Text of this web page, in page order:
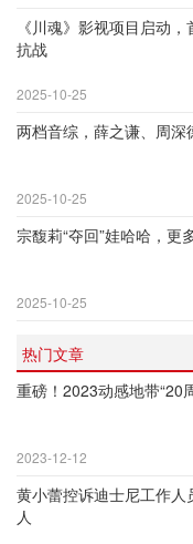
《川魂》影视项目启动
抗战
2025-10-25
两档音综，薛之谦、周深
2025-10-25
宗馥莉“夺回”娃哈哈，更
2025-10-25
热门文章
重磅！2023动感地带“20
2023-12-12
黄小蕾控诉迪士尼工作
人